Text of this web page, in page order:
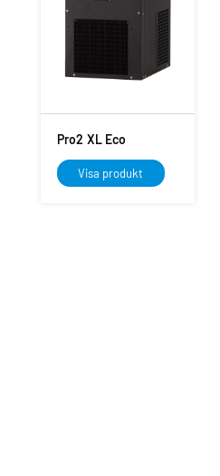
Pro2 XL Eco
Visa produkt